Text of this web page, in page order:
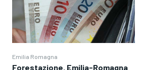
Emilia Romagna
Forestazione. Emilia-Romagna